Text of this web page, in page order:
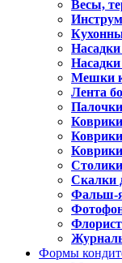
Весы,
Насадки
Насадки
Мешки
Лента
Скалки
Фальш-
Формы